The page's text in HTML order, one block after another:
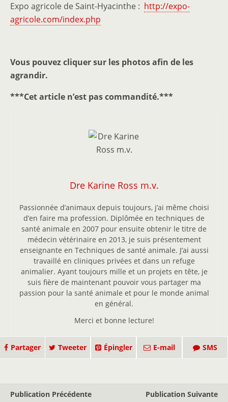
Expo agricole de Saint-Hyacinthe : http://expo-
agricole.com/index.php
Vous pouvez cliquer sur les photos afin de les
agrandir.
***Cet article n’est pas commandité.***
Dre Karine Ross m.v.
Passionnée d’animaux depuis toujours, j’ai même choisi
d’en faire ma profession. Diplômée en techniques de
santé animale en 2007 pour ensuite obtenir le titre de
médecin vétérinaire en 2013, je suis présentement
enseignante en Techniques de santé animale. J’ai aussi
travaillé en cliniques privées et dans un refuge
animalier. Ayant toujours mille et un projets en tête, je
suis fière de maintenant pouvoir vous partager ma
passion pour la santé animale et pour le monde animal
en général.
Merci et bonne lecture!
Partager Tweeter Épingler E-mail SMS
Publication Précédente Publication Suivante